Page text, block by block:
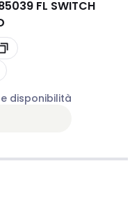
FL SWITCH
disponibilità